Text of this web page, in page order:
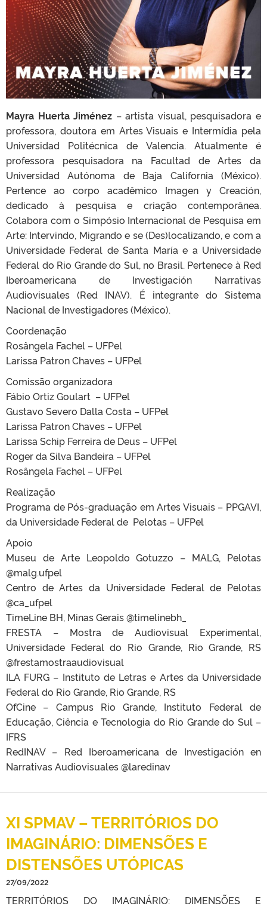
Mayra Huerta Jiménez – artista visual, pesquisadora e
professora, doutora em Artes Visuais e Intermídia pela
Universidad Politécnica de Valencia. Atualmente é
professora pesquisadora na Facultad de Artes da
Universidad Autónoma de Baja California (México).
Pertence ao corpo acadêmico Imagen y Creación,
dedicado à pesquisa e criação contemporânea.
Colabora com o Simpósio Internacional de Pesquisa em
Arte: Intervindo, Migrando e se (Des)localizando, e com a
Universidade Federal de Santa María e a Universidade
Federal do Rio Grande do Sul, no Brasil. Pertenece à Red
Iberoamericana de Investigación Narrativas
Audiovisuales (Red INAV). É integrante do Sistema
Nacional de Investigadores (México).
Coordenação
Rosângela Fachel – UFPel
Larissa Patron Chaves – UFPel
Comissão organizadora
Fábio Ortiz Goulart – UFPel
Gustavo Severo Dalla Costa – UFPel
Larissa Patron Chaves – UFPel
Larissa Schip Ferreira de Deus – UFPel
Roger da Silva Bandeira – UFPel
Rosângela Fachel – UFPel
Realização
Programa de Pós-graduação em Artes Visuais – PPGAVI,
da Universidade Federal de Pelotas – UFPel
Apoio
Museu de Arte Leopoldo Gotuzzo – MALG, Pelotas
@malg.ufpel
Centro de Artes da Universidade Federal de Pelotas
@ca_ufpel
TimeLine BH, Minas Gerais @timelinebh_
FRESTA – Mostra de Audiovisual Experimental,
Universidade Federal do Rio Grande, Rio Grande, RS
@frestamostraaudiovisual
ILA FURG – Instituto de Letras e Artes da Universidade
Federal do Rio Grande, Rio Grande, RS
OfCine – Campus Rio Grande, Instituto Federal de
Educação, Ciência e Tecnologia do Rio Grande do Sul –
IFRS
RedINAV – Red Iberoamericana de Investigación en
Narrativas Audiovisuales @laredinav
XI SPMAV – TERRITÓRIOS DO
IMAGINÁRIO: DIMENSÕES E
DISTENSÕES UTÓPICAS
27/09/2022
TERRITÓRIOS DO IMAGINÁRIO: DIMENSÕES E